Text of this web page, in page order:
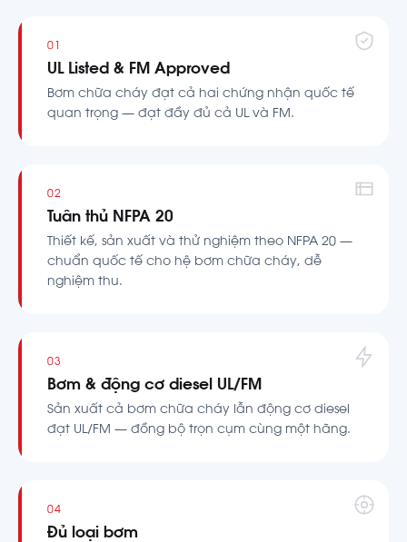
01
UL Listed & FM Approved
Bơm chữa cháy đạt cả hai chứng nhận quốc tế
quan trọng — đạt đầy đủ cả UL và FM.
02
Tuân thủ NFPA 20
Thiết kế, sản xuất và thử nghiệm theo NFPA 20 —
chuẩn quốc tế cho hệ bơm chữa cháy, dễ
nghiệm thu.
03
Bơm & động cơ diesel UL/FM
Sản xuất cả bơm chữa cháy lẫn động cơ diesel
đạt UL/FM — đồng bộ trọn cụm cùng một hãng.
04
Đủ loại bơm